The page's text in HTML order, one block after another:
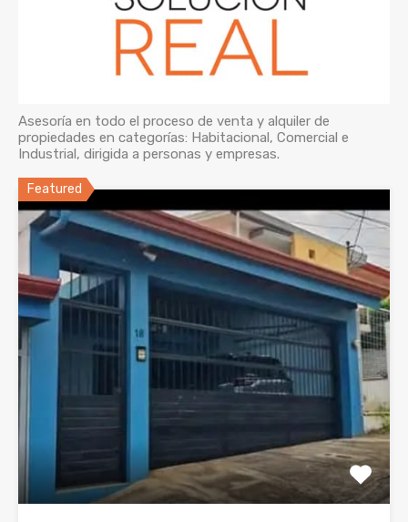
Asesoría en todo el proceso de venta y alquiler de
propiedades en categorías: Habitacional, Comercial e
Industrial, dirigida a personas y empresas.
Featured